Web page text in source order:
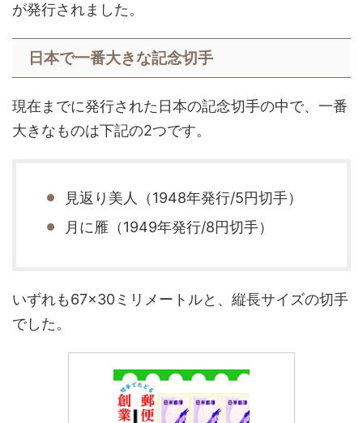
が発行されました。
日本で一番大きな記念切手
現在までに発行された日本の記念切手の中で、一番
大きなものは下記の2つです。
見返り美人（1948年発行/5円切手）
月に雁（1949年発行/8円切手）
いずれも67×30ミリメートルと、縦長サイズの切手
でした。